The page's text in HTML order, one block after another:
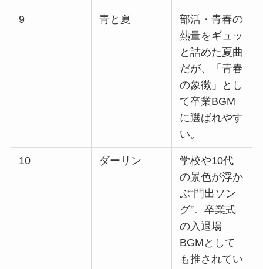
9 青と夏
部活・青春の
熱量をギュッ
と詰めた夏曲
だが、「青春
の象徴」とし
て卒業BGM
に選ばれやす
い。
10 ダーリン
学校や10代
の景色が浮か
ぶ“門出ソン
グ”。卒業式
の入退場
BGMとして
も推されてい